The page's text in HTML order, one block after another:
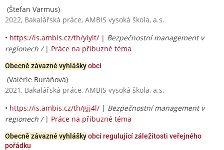
(Štefan Varmus)
2022, Bakalářská práce, AMBIS vysoká škola, a.s.
• https://is.ambis.cz/th/yiylt/ | Bezpečnostní management v
regionech / | Práce na příbuzné téma
Obecně závazné vyhláškyobcí
(Valérie Buráňová)
2021, Bakalářská práce, AMBIS vysoká škola, a.s.
• https://is.ambis.cz/th/gjj4l/ | Bezpečnostní management v
regionech / | Práce na příbuzné téma
Obecně závazné vyhláškyobcí regulující záležitosti veřejného
pořádku